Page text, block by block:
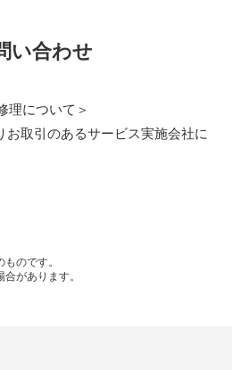
い合わせ
理について＞
お取引のあるサービス実施会社に
のです。
があります。